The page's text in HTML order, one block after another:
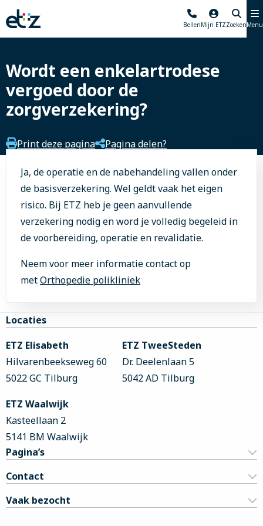
Elisabeth-
TweeSteden
BellenMijn ETZZoekenMenu
Wordt een enkelartrodese
vergoed door de
zorgverzekering?
Print deze pagina Pagina delen?
Ja, de operatie en de nabehandeling vallen onder
de basisverzekering. Wel geldt vaak het eigen
risico. Bij ETZ heb je geen aanvullende
verzekering nodig en word je volledig begeleid in
de voorbereiding, operatie en revalidatie.
Neem voor meer informatie contact op
metOrthopedie polikliniek
Site
footer
Locaties
ETZ Elisabeth
Hilvarenbeekseweg 60
5022 GC Tilburg
ETZ TweeSteden
Dr. Deelenlaan 5
5042 AD Tilburg
ETZ Waalwijk
Kasteellaan 2
5141 BM Waalwijk
Pagina’s
Contact
Vaak bezocht